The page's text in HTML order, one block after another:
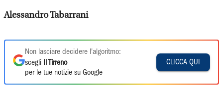
Alessandro Tabarrani
Non lasciare decidere l'algoritmo:
scegli
Il Tirreno
per le tue notizie su Google
CLICCA QUI